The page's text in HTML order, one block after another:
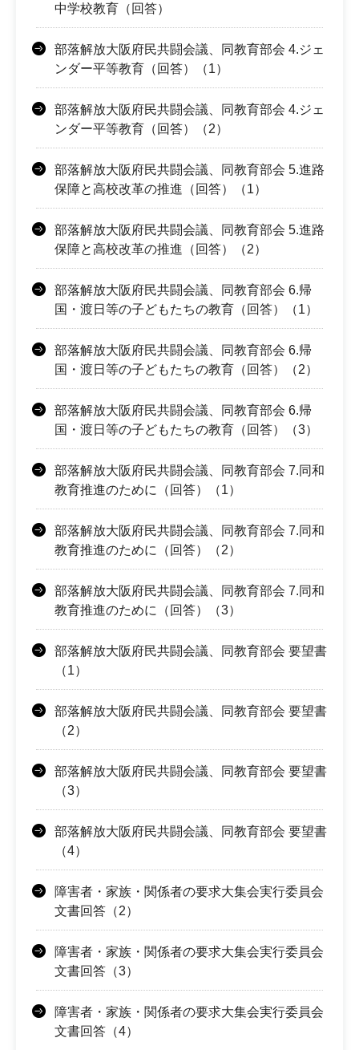
中学校教育（回答）
部落解放大阪府民共闘会議、同教育部会 4.ジェ
ンダー平等教育（回答）（1）
部落解放大阪府民共闘会議、同教育部会 4.ジェ
ンダー平等教育（回答）（2）
部落解放大阪府民共闘会議、同教育部会 5.進路
保障と高校改革の推進（回答）（1）
部落解放大阪府民共闘会議、同教育部会 5.進路
保障と高校改革の推進（回答）（2）
部落解放大阪府民共闘会議、同教育部会 6.帰
国・渡日等の子どもたちの教育（回答）（1）
部落解放大阪府民共闘会議、同教育部会 6.帰
国・渡日等の子どもたちの教育（回答）（2）
部落解放大阪府民共闘会議、同教育部会 6.帰
国・渡日等の子どもたちの教育（回答）（3）
部落解放大阪府民共闘会議、同教育部会 7.同和
教育推進のために（回答）（1）
部落解放大阪府民共闘会議、同教育部会 7.同和
教育推進のために（回答）（2）
部落解放大阪府民共闘会議、同教育部会 7.同和
教育推進のために（回答）（3）
部落解放大阪府民共闘会議、同教育部会 要望書
（1）
部落解放大阪府民共闘会議、同教育部会 要望書
（2）
部落解放大阪府民共闘会議、同教育部会 要望書
（3）
部落解放大阪府民共闘会議、同教育部会 要望書
（4）
障害者・家族・関係者の要求大集会実行委員会
文書回答（2）
障害者・家族・関係者の要求大集会実行委員会
文書回答（3）
障害者・家族・関係者の要求大集会実行委員会
文書回答（4）